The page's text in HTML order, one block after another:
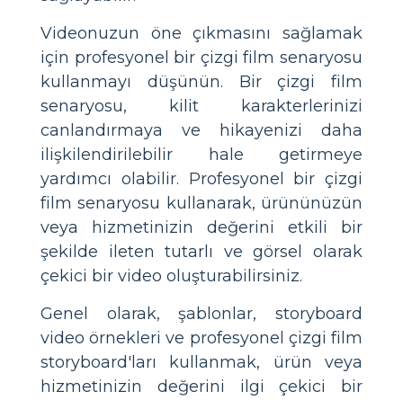
Videonuzun öne çıkmasını sağlamak
için profesyonel bir çizgi film senaryosu
kullanmayı düşünün. Bir çizgi film
senaryosu, kilit karakterlerinizi
canlandırmaya ve hikayenizi daha
ilişkilendirilebilir hale getirmeye
yardımcı olabilir. Profesyonel bir çizgi
film senaryosu kullanarak, ürününüzün
veya hizmetinizin değerini etkili bir
şekilde ileten tutarlı ve görsel olarak
çekici bir video oluşturabilirsiniz.
Genel olarak, şablonlar, storyboard
video örnekleri ve profesyonel çizgi film
storyboard'ları kullanmak, ürün veya
hizmetinizin değerini ilgi çekici bir